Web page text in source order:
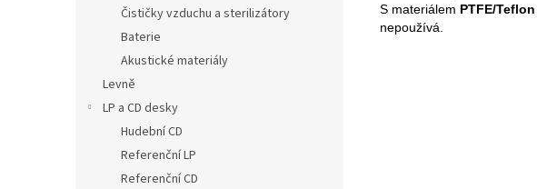
Čističky vzduchu a sterilizátory
Baterie
Akustické materiály
Levně
LP a CD desky
Hudební CD
Referenční LP
Referenční CD
S materiálem PTFE/Teflon
nepoužívá.